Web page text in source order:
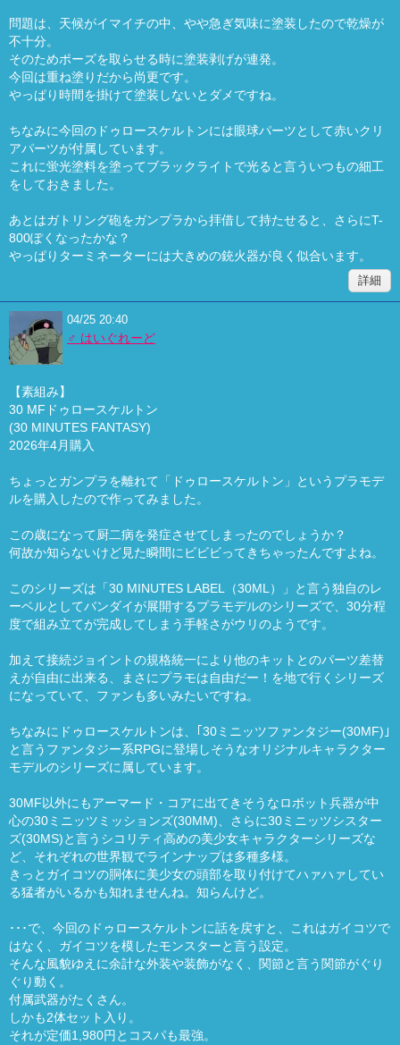
問題は、天候がイマイチの中、やや急ぎ気味に塗装したので乾燥が
不十分。
そのためポーズを取らせる時に塗装剥げが連発。
今回は重ね塗りだから尚更です。
やっぱり時間を掛けて塗装しないとダメですね。
ちなみに今回のドゥロースケルトンには眼球パーツとして赤いクリ
アパーツが付属しています。
これに蛍光塗料を塗ってブラックライトで光ると言ういつもの細工
をしておきました。
あとはガトリング砲をガンプラから拝借して持たせると、さらにT-
800ぽくなったかな？
やっぱりターミネーターには大きめの銃火器が良く似合います。
詳細
04/25 20:40
♂ はいぐれーど
【素組み】
30 MFドゥロースケルトン
(30 MINUTES FANTASY)
2026年4月購入
ちょっとガンプラを離れて「ドゥロースケルトン」というプラモデ
ルを購入したので作ってみました。
この歳になって厨二病を発症させてしまったのでしょうか？
何故か知らないけど見た瞬間にビビビってきちゃったんですよね。
このシリーズは「30 MINUTES LABEL（30ML）」と言う独自のレ
ーベルとしてバンダイが展開するプラモデルのシリーズで、30分程
度で組み立てが完成してしまう手軽さがウリのようです。
加えて接続ジョイントの規格統一により他のキットとのパーツ差替
えが自由に出来る、まさにプラモは自由だー！を地で行くシリーズ
になっていて、ファンも多いみたいですね。
ちなみにドゥロースケルトンは、｢30ミニッツファンタジー(30MF)｣
と言うファンタジー系RPGに登場しそうなオリジナルキャラクター
モデルのシリーズに属しています。
30MF以外にもアーマード・コアに出てきそうなロボット兵器が中
心の30ミニッツミッションズ(30MM)、さらに30ミニッツシスター
ズ(30MS)と言うシコリティ高めの美少女キャラクターシリーズな
ど、それぞれの世界観でラインナップは多種多様。
きっとガイコツの胴体に美少女の頭部を取り付けてハァハァしてい
る猛者がいるかも知れませんね。知らんけど。
･･･で、今回のドゥロースケルトンに話を戻すと、これはガイコツで
はなく、ガイコツを模したモンスターと言う設定。
そんな風貌ゆえに余計な外装や装飾がなく、関節と言う関節がぐり
ぐり動く。
付属武器がたくさん。
しかも2体セット入り。
それが定価1,980円とコスパも最強。